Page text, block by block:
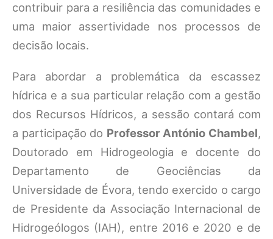
contribuir para a resiliência das comunidades e
uma maior assertividade nos processos de
decisão locais.
Para abordar a problemática da escassez
hídrica e a sua particular relação com a gestão
dos Recursos Hídricos, a sessão contará com
a participação do Professor António Chambel,
Doutorado em Hidrogeologia e docente do
Departamento de Geociências da
Universidade de Évora, tendo exercido o cargo
de Presidente da Associação Internacional de
Hidrogeólogos (IAH), entre 2016 e 2020 e de